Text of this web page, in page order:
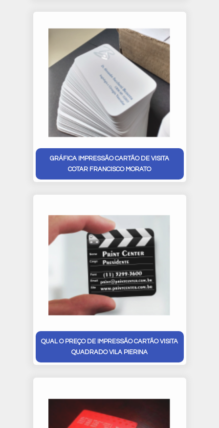
GRÁFICA IMPRESSÃO CARTÃO DE VISITA
COTAR FRANCISCO MORATO
QUAL O PREÇO DE IMPRESSÃO CARTÃO VISITA
QUADRADO VILA PIERINA